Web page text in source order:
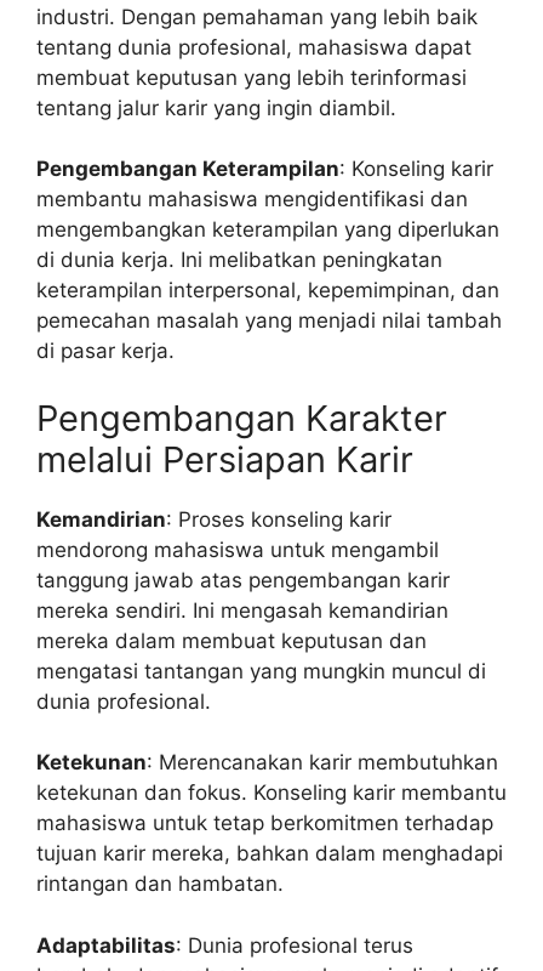
industri. Dengan pemahaman yang lebih baik
tentang dunia profesional, mahasiswa dapat
membuat keputusan yang lebih terinformasi
tentang jalur karir yang ingin diambil.
Pengembangan Keterampilan: Konseling karir
membantu mahasiswa mengidentifikasi dan
mengembangkan keterampilan yang diperlukan
di dunia kerja. Ini melibatkan peningkatan
keterampilan interpersonal, kepemimpinan, dan
pemecahan masalah yang menjadi nilai tambah
di pasar kerja.
Pengembangan Karakter
melalui Persiapan Karir
Kemandirian: Proses konseling karir
mendorong mahasiswa untuk mengambil
tanggung jawab atas pengembangan karir
mereka sendiri. Ini mengasah kemandirian
mereka dalam membuat keputusan dan
mengatasi tantangan yang mungkin muncul di
dunia profesional.
Ketekunan: Merencanakan karir membutuhkan
ketekunan dan fokus. Konseling karir membantu
mahasiswa untuk tetap berkomitmen terhadap
tujuan karir mereka, bahkan dalam menghadapi
rintangan dan hambatan.
Adaptabilitas: Dunia profesional terus